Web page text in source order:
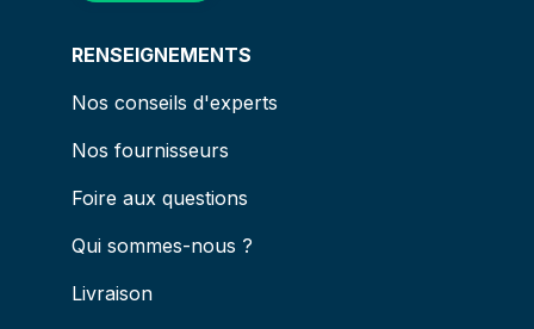
RENSEIGNEMENTS
Nos conseils d'experts
Nos fournisseurs
Foire aux questions
Qui sommes-nous ?
Livraison